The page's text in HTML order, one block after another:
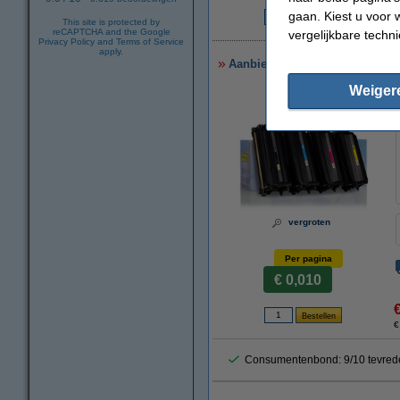
This site is protected by
reCAPTCHA and the Google
Privacy Policy and Terms of Service
apply.
Aanbieding: 123inkt huismerk
vergroten
Per pagina
€ 0,010
Consumentenbond: 9/10
gaan. Kiest u voor
vergelijkbare